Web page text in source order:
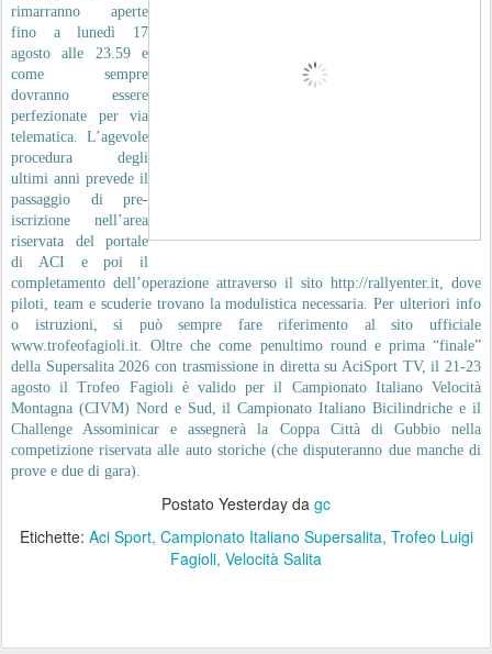
rimarranno aperte
fino a lunedì 17
agosto alle 23.59 e
come sempre
dovranno essere
perfezionate per via
telematica. L’agevole
procedura degli
ultimi anni prevede il
passaggio di pre-
iscrizione nell’area
riservata del portale
di ACI e poi il
completamento dell’operazione attraverso il sito http://rallyenter.it, dove
piloti, team e scuderie trovano la modulistica necessaria. Per ulteriori info
o istruzioni, si può sempre fare riferimento al sito ufficiale
www.trofeofagioli.it. Oltre che come penultimo round e prima “finale”
della Supersalita 2026 con trasmissione in diretta su AciSport TV, il 21-23
agosto il Trofeo Fagioli è valido per il Campionato Italiano Velocità
Montagna (CIVM) Nord e Sud, il Campionato Italiano Bicilindriche e il
Challenge Assominicar e assegnerà la Coppa Città di Gubbio nella
competizione riservata alle auto storiche (che disputeranno due manche di
prove e due di gara).
Postato Yesterday da gc
Etichette: Aci Sport Campionato Italiano Supersalita Trofeo Luigi
Fagioli Velocità Salita